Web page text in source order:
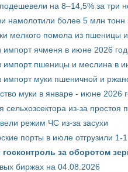
на 8–14,5% за три
намолотили более 5 млн тонн
мелкого помола из пшеницы
импорт ячменя в июне 2026
импорт пшеницы и меслина в
импорт муки пшеничной и
муки в январе - июне 2026
сельхозсектора из-за простоя
режим ЧС из-за засухи
порты в июле отгрузили
за оборотом
биржах на 04.08.2026